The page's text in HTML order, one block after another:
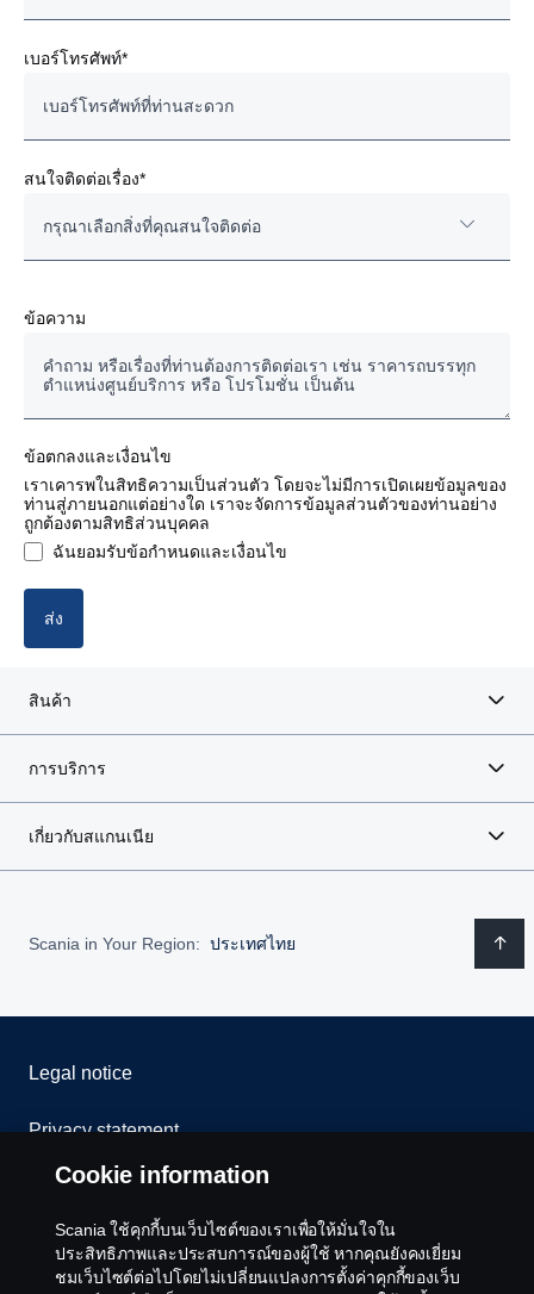
เบอร์โทรศัพท์*
สนใจติดต่อเรื่อง*
กรุณาเลือกสิ่งที่คุณสนใจติดต่อ
อะไหล่แท้ งานซ่อมและบำรุงรักษา
สัญญางานบริการ
ข้อความ
ข้อตกลงและเงื่อนไข
เราเคารพในสิทธิความเป็นส่วนตัว โดยจะไม่มีการเปิดเผยข้อมูลของ
ท่านสู่ภายนอกแต่อย่างใด เราจะจัดการข้อมูลส่วนตัวของท่านอย่าง
ถูกต้องตามสิทธิส่วนบุคคล
ฉันยอมรับข้อกำหนดและเงื่อนไข
ส่ง
สินค้า
การบริการ
เกี่ยวกับสแกนเนีย
Scania in Your Region: ประเทศไทย
Legal notice
Privacy statement
Cookies
Contact us
Cookie information
Scania ใช้คุกกี้บนเว็บไซต์ของเราเพื่อให้มั่นใจใน
ประสิทธิภาพและประสบการณ์ของผู้ใช้ หากคุณยังคงเยี่ยม
ชมเว็บไซต์ต่อไปโดยไม่เปลี่ยนแปลงการตั้งค่าคุกกี้ของเว็บ